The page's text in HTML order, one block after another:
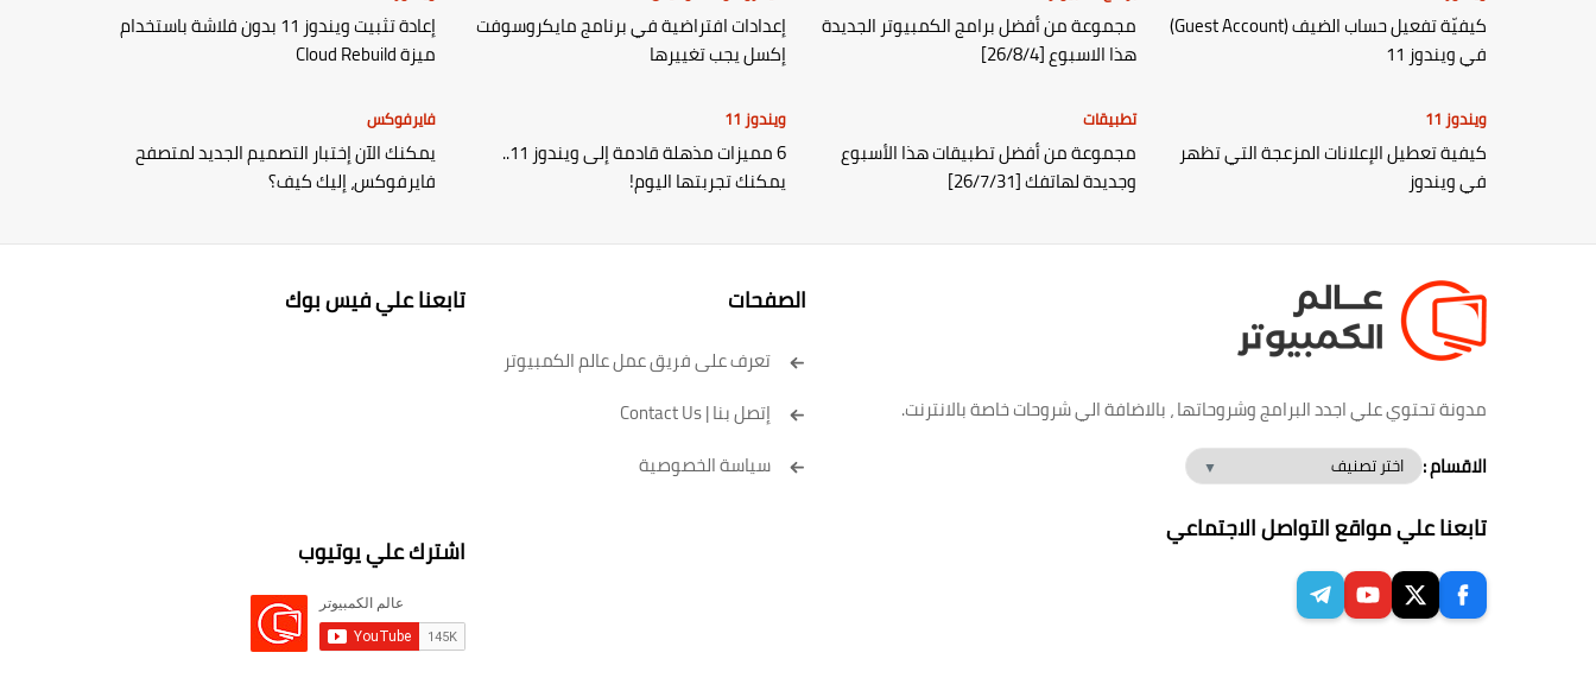
كيفيّة تفعيل حساب الضيف (Guest Account)
في ويندوز 11
مجموعة من أفضل برامج الكمبيوتر الجديدة
هذا الاسبوع [26/8/4]
إعدادات افتراضية في برنامج مايكروسوفت
إكسل يجب تغييرها
إعادة تثبيت ويندوز 11 بدون فلاشة باستخدام
ميزة Cloud Rebuild
ويندوز 11
كيفية تعطيل الإعلانات المزعجة التي تظهر
في ويندوز
تطبيقات
مجموعة من أفضل تطبيقات هذا الأسبوع
وجديدة لهاتفك [26/7/31]
ويندوز 11
6 مميزات مذهلة قادمة إلى ويندوز 11..
يمكنك تجربتها اليوم!
فايرفوكس
يمكنك الآن إختبار التصميم الجديد لمتصفح
فايرفوكس، إليك كيف؟
مدونة تحتوي علي اجدد البرامج وشروحاتها ، بالاضافة الي شروحات خاصة بالانترنت.
الاقسام :
تابعنا علي مواقع التواصل الاجتماعي
الصفحات
تعرف على فريق عمل عالم الكمبيوتر
إتصل بنا | Contact Us
سياسة الخصوصية
تابعنا علي فيس بوك
اشترك علي يوتيوب